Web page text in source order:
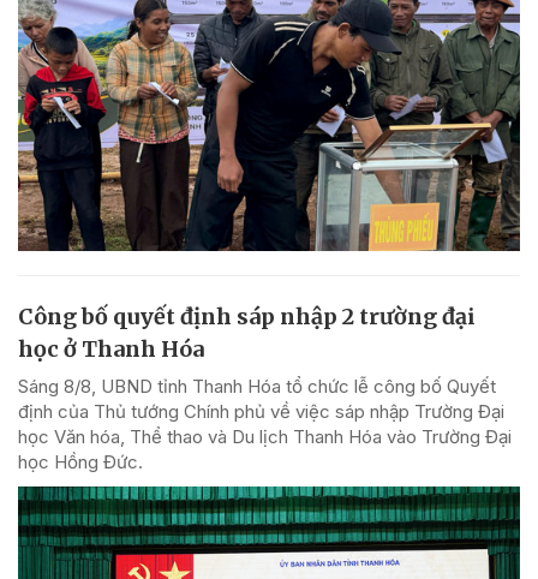
Công bố quyết định sáp nhập 2 trường đại
học ở Thanh Hóa
Sáng 8/8, UBND tỉnh Thanh Hóa tổ chức lễ công bố Quyết
định của Thủ tướng Chính phủ về việc sáp nhập Trường Đại
học Văn hóa, Thể thao và Du lịch Thanh Hóa vào Trường Đại
học Hồng Đức.